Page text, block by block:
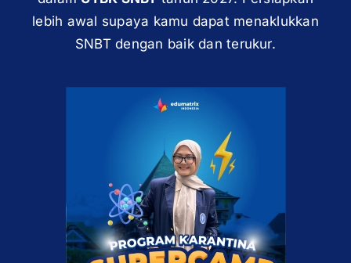
lebih awal supaya kamu dapat menaklukkan
SNBT dengan baik dan terukur.